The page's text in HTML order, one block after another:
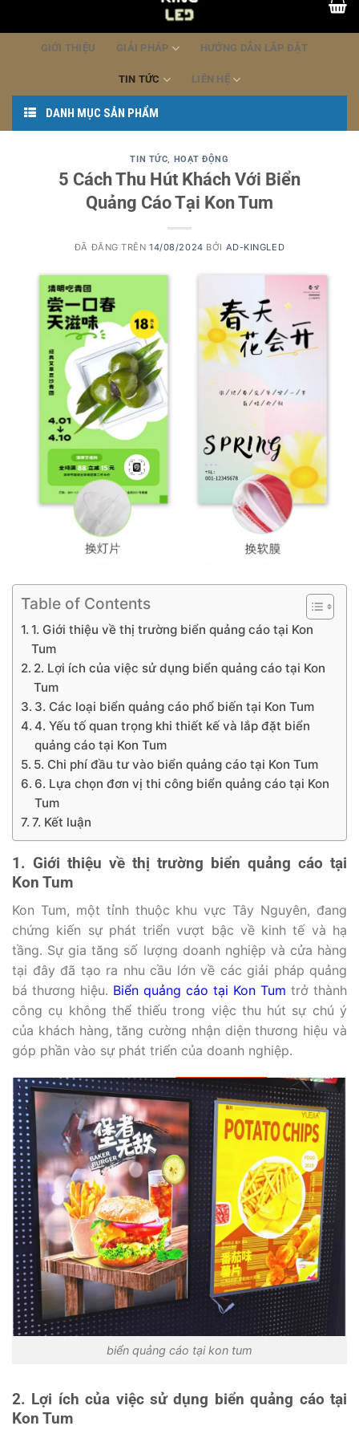
GIỚI THIỆU GIẢI PHÁP HƯỚNG DẪN LẮP ĐẶT
TIN TỨC LIÊN HỆ
DANH MỤC SẢN PHẨM
TIN TỨC HOẠT ĐỘNG
5 Cách Thu Hút Khách Với Biển
Quảng Cáo Tại Kon Tum
ĐÃ ĐĂNG TRÊN14/08/2024 BỞI AD-KINGLED
Table of Contents
1. Giới thiệu về thị trường biển quảng cáo tại Kon
Tum
2. Lợi ích của việc sử dụng biển quảng cáo tại Kon
Tum
3. Các loại biển quảng cáo phổ biến tại Kon Tum
4. Yếu tố quan trọng khi thiết kế và lắp đặt biển
quảng cáo tại Kon Tum
5. Chi phí đầu tư vào biển quảng cáo tại Kon Tum
6. Lựa chọn đơn vị thi công biển quảng cáo tại Kon
Tum
7. Kết luận
1. Giới thiệu về thị trường biển quảng cáo tại
Kon Tum
Kon Tum, một tỉnh thuộc khu vực Tây Nguyên, đang
chứng kiến sự phát triển vượt bậc về kinh tế và hạ
tầng. Sự gia tăng số lượng doanh nghiệp và cửa hàng
tại đây đã tạo ra nhu cầu lớn về các giải pháp quảng
bá thương hiệu. Biển quảng cáo tại Kon Tum trở thành
công cụ không thể thiếu trong việc thu hút sự chú ý
của khách hàng, tăng cường nhận diện thương hiệu và
góp phần vào sự phát triển của doanh nghiệp.
biển quảng cáo tại kon tum
2. Lợi ích của việc sử dụng biển quảng cáo tại
Kon Tum